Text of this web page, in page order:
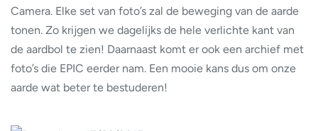
Camera. Elke set van foto’s zal de beweging van de aarde
tonen. Zo krijgen we dagelijks de hele verlichte kant van
de aardbol te zien! Daarnaast komt er ook een archief met
foto’s die EPIC eerder nam. Een mooie kans dus om onze
aarde wat beter te bestuderen!